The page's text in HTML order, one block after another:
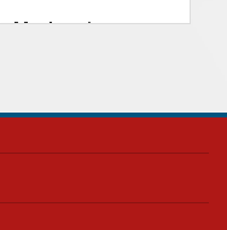
Mackenzie
em